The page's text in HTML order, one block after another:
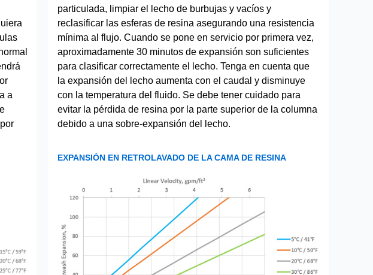
a
particulada, limpiar el lecho de burbujas y vacíos y
reclasificar las esferas de resina asegurando una resistencia
mínima al flujo. Cuando se pone en servicio por primera vez,
aproximadamente 30 minutos de expansión son suficientes
para clasificar correctamente el lecho. Tenga en cuenta que
la expansión del lecho aumenta con el caudal y disminuye
con la temperatura del fluido. Se debe tener cuidado para
evitar la pérdida de resina por la parte superior de la columna
debido a una sobre-expansión del lecho.
EXPANSIÓN EN RETROLAVADO DE LA CAMA DE RESINA